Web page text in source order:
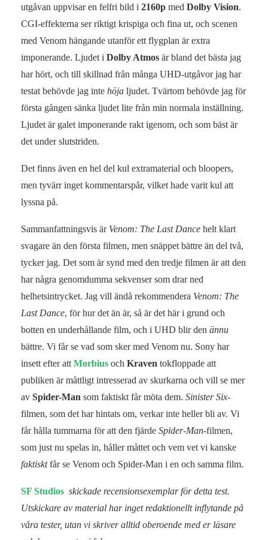
utgåvan uppvisar en felfri bild i 2160p med Dolby Vision.
CGI-effekterna ser riktigt krispiga och fina ut, och scenen
med Venom hängande utanför ett flygplan är extra
imponerande. Ljudet i Dolby Atmos är bland det bästa jag
har hört, och till skillnad från många UHD-utgåvor jag har
testat behövde jag inte höja ljudet. Tvärtom behövde jag för
första gången sänka ljudet lite från min normala inställning.
Ljudet är galet imponerande rakt igenom, och som bäst är
det under slutstriden.
Det finns även en hel del kul extramaterial och bloopers,
men tyvärr inget kommentarspår, vilket hade varit kul att
lyssna på.
Sammanfattningsvis är Venom: The Last Dance helt klart
svagare än den första filmen, men snäppet bättre än del två,
tycker jag. Det som är synd med den tredje filmen är att den
har några genomdumma sekvenser som drar ned
helhetsintrycket. Jag vill ändå rekommendera Venom: The
Last Dance, för hur det än är, så är det här i grund och
botten en underhållande film, och i UHD blir den ännu
bättre. Vi får se vad som sker med Venom nu. Sony har
insett efter att Morbius och Kraven tokfloppade att
publiken är måttligt intresserad av skurkarna och vill se mer
av Spider-Man som faktiskt får möta dem. Sinister Six-
filmen, som det har hintats om, verkar inte heller bli av. Vi
får hålla tummarna för att den fjärde Spider-Man-filmen,
som just nu spelas in, håller måttet och vem vet vi kanske
faktisktfår se Venom och Spider-Man i en och samma film.
SF Studios skickade recensionsexemplar för detta test.
Utskickare av material har inget redaktionellt inflytande på
våra tester, utan vi skriver alltid oberoende med er läsare